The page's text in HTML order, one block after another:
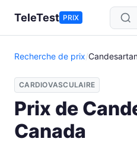
Aller au contenu principal
TeleTest PRIX
Recherche de prix/
CARDIOVASCULAIRE
Prix de
Canada